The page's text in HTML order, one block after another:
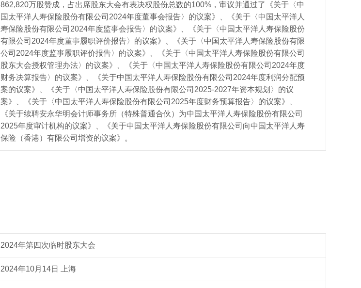
862,820万股赞成，占出席股东大会有表决权股份总数的100%，审议并通过了《关于〈中
国太平洋人寿保险股份有限公司2024年度董事会报告〉的议案》、《关于〈中国太平洋人
寿保险股份有限公司2024年度监事会报告〉的议案》、《关于〈中国太平洋人寿保险股份
有限公司2024年度董事履职评价报告〉的议案》、《关于〈中国太平洋人寿保险股份有限
公司2024年度监事履职评价报告〉的议案》、《关于〈中国太平洋人寿保险股份有限公司
股东大会授权管理办法〉的议案》、《关于〈中国太平洋人寿保险股份有限公司2024年度
财务决算报告〉的议案》、《关于中国太平洋人寿保险股份有限公司2024年度利润分配预
案的议案》、《关于〈中国太平洋人寿保险股份有限公司2025-2027年资本规划〉的议
案》、《关于〈中国太平洋人寿保险股份有限公司2025年度财务预算报告〉的议案》、
《关于续聘安永华明会计师事务所（特殊普通合伙）为中国太平洋人寿保险股份有限公司
2025年度审计机构的议案》、
《关于中国太平洋人寿保险股份有限公司向中国太平洋人寿
保险（香港）有限公司增资的议案》。
2024年第四次临时股东大会
2024年10月14日 上海